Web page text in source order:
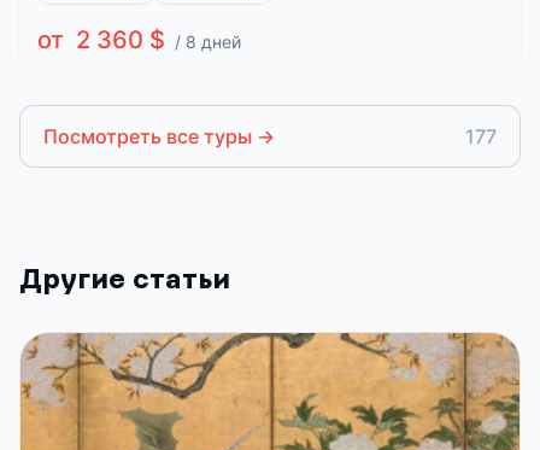
от 2 360 $ / 8 дней
Посмотреть все туры → 177
Другие статьи